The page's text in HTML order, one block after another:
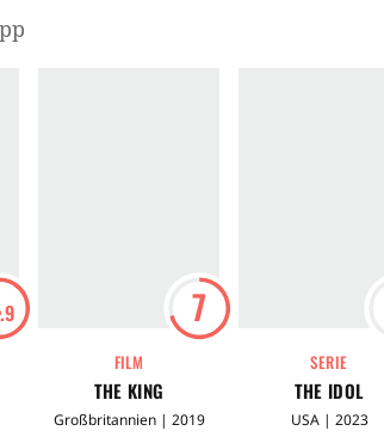
.9 7
FILM
THE KING
Großbritannien | 2019
SERIE
THE IDOL
USA | 2023